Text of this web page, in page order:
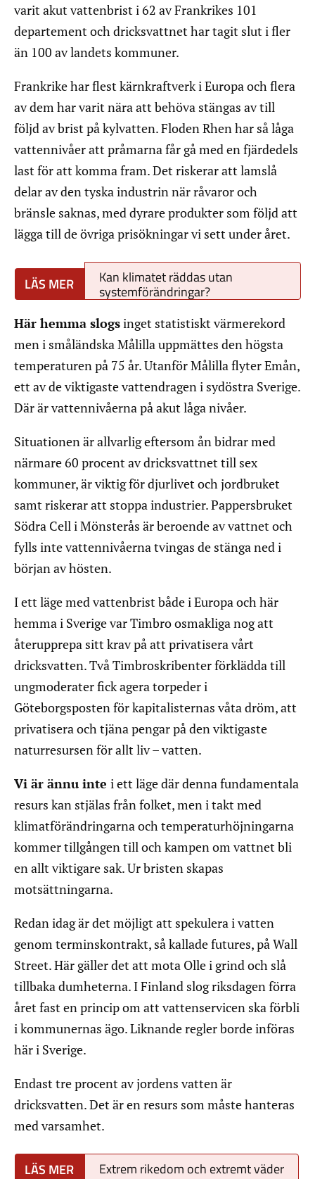
varit akut vattenbrist i 62 av Frankrikes 101
departement och dricksvattnet har tagit slut i fler
än 100 av landets kommuner.
Frankrike har flest kärnkraftverk i Europa och flera
av dem har varit nära att behöva stängas av till
följd av brist på kylvatten. Floden Rhen har så låga
vattennivåer att pråmarna får gå med en fjärdedels
last för att komma fram. Det riskerar att lamslå
delar av den tyska industrin när råvaror och
bränsle saknas, med dyrare produkter som följd att
lägga till de övriga prisökningar vi sett under året.
Kan klimatet räddas utan
systemförändringar?
Här hemma slogsinget statistiskt värmerekord
men i småländska Målilla uppmättes den högsta
temperaturen på 75 år. Utanför Målilla flyter Emån,
ett av de viktigaste vattendragen i sydöstra Sverige.
Där är vattennivåerna på akut låga nivåer.
Situationen är allvarlig eftersom ån bidrar med
närmare 60 procent av dricksvattnet till sex
kommuner, är viktig för djurlivet och jordbruket
samt riskerar att stoppa industrier. Pappersbruket
Södra Cell i Mönsterås är beroende av vattnet och
fylls inte vattennivåerna tvingas de stänga ned i
början av hösten.
I ett läge med vattenbrist både i Europa och här
hemma i Sverige var Timbro osmakliga nog att
återupprepa sitt krav på att privatisera vårt
dricksvatten. Två Timbroskribenter förklädda till
ungmoderater fick agera torpeder i
Göteborgsposten för kapitalisternas våta dröm, att
privatisera och tjäna pengar på den viktigaste
naturresursen för allt liv – vatten.
Vi är ännu inte i ett läge där denna fundamentala
resurs kan stjälas från folket, men i takt med
klimatförändringarna och temperaturhöjningarna
kommer tillgången till och kampen om vattnet bli
en allt viktigare sak. Ur bristen skapas
motsättningarna.
Redan idag är det möjligt att spekulera i vatten
genom terminskontrakt, så kallade futures, på Wall
Street. Här gäller det att mota Olle i grind och slå
tillbaka dumheterna. I Finland slog riksdagen förra
året fast en princip om att vattenservicen ska förbli
i kommunernas ägo. Liknande regler borde införas
här i Sverige.
Endast tre procent av jordens vatten är
dricksvatten. Det är en resurs som måste hanteras
med varsamhet.
Extrem rikedom och extremt väder